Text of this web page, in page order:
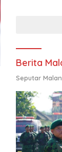
Berita
Seputar